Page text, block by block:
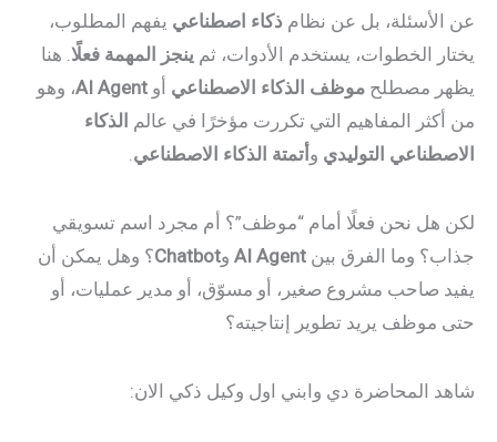
عن الأسئلة، بل عن نظام ذكاء اصطناعي يفهم المطلوب،
يختار الخطوات، يستخدم الأدوات، ثم ينجز المهمة فعلًا . هنا
يظهر مصطلح موظف الذكاء الاصطناعي أو AI Agent، وهو
من أكثر المفاهيم التي تكررت مؤخرًا في عالم الذكاء
الاصطناعي التوليدي و أتمتة الذكاء الاصطناعي
لكن هل نحن فعلًا أمام “موظف”؟ أم مجرد اسم تسويقي
جذاب؟ وما الفرق بين AI Agent وChatbot؟ وهل يمكن أن
يفيد صاحب مشروع صغير، أو مسوّق، أو مدير عمليات، أو
حتى موظف يريد تطوير إنتاجيته؟
شاهد المحاضرة دي وابني اول وكيل ذكي الان: